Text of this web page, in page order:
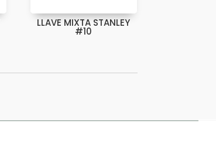
LLAVE MIXTA STANLEY
#10